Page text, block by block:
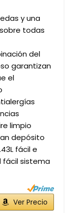
y una
todas
del
garantizan
el
limpio
depósito
fácil e
fácil sistema
Ver Precio